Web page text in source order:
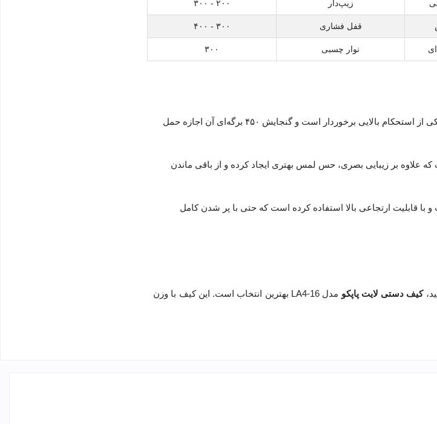
زیپ‌دار ۲۰۰ - ۳۰۰
قفل فشاری ۳۰۰ - ۴۰۰
نوار چسبی ۳۰۰
بله، بدنه PP این محصول در عین سبکی از استحکام بالایی برخوردار است و گنجایش ۴۵۰ برگه‌ای آن اجازه حمل
علاوه بر زیبایی بصری، حس لمس بهتری ایجاد کرده و از باقی ماندن
با قابلیت ارتجاعی بالا استفاده کرده است که حتی با پر شدن کامل
کیف دستی لایت پاپکو
مدل LA4-16 بهترین انتخاب است. این کیف با وزن